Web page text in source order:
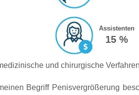
Assistenten
15 %
und chirurgische
Begriff Penisvergrößerung